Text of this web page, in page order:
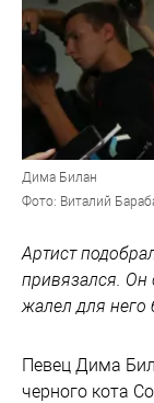
Дима Билан
Фото: Виталий
Артист
привязался. Он
жалел для него
Певец Дима
черного кота